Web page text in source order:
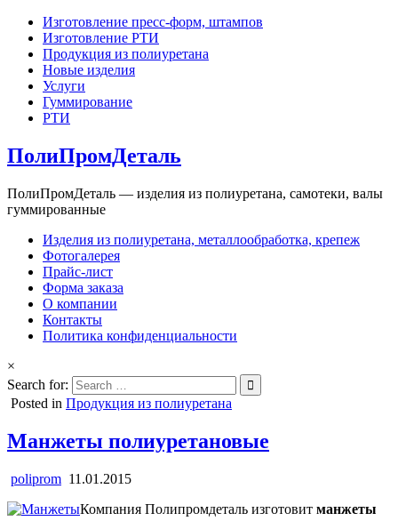
Изготовление пресс-форм, штампов
Изготовление РТИ
Продукция из полиуретана
Новые изделия
Услуги
Гуммирование
РТИ
ПолиПромДеталь
ПолиПромДеталь — изделия из полиуретана, самотеки, валы
гуммированные
Изделия из полиуретана, металлообработка, крепеж
Фотогалерея
Прайс-лист
Форма заказа
О компании
Контакты
Политика конфиденциальности
×
Search for:
Posted in Продукция из полиуретана
Манжеты полиуретановые
poliprom 11.01.2015
Компания Полипромдеталь изготовит манжеты